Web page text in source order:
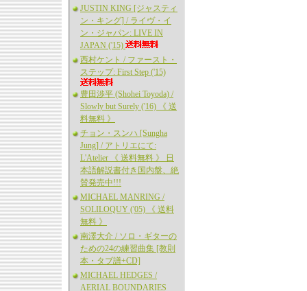
JUSTIN KING [ジャスティ
ン・キング] / ライヴ・イ
ン・ジャパン: LIVE IN
JAPAN ('15)
西村ケント / ファースト・
ステップ: First Step ('15)
豊田渉平 (Shohei Toyoda) /
Slowly but Surely ('16) 《 送
料無料 》
チョン・スンハ [Sungha
Jung] / アトリエにて:
L'Atelier 《 送料無料 》 日
本語解説書付き国内盤、絶
賛発売中!!!
MICHAEL MANRING /
SOLILOQUY ('05) 《 送料
無料 》
南澤大介 / ソロ・ギターの
ための24の練習曲集 [教則
本・タブ譜+CD]
MICHAEL HEDGES /
AERIAL BOUNDARIES